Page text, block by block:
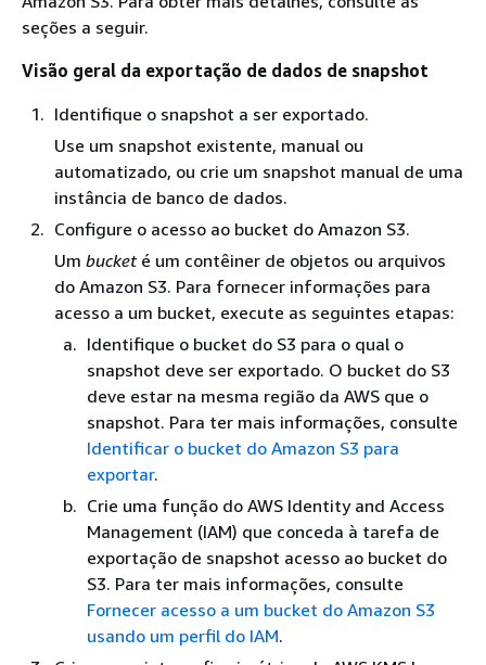
seções a seguir.
Visão geral da exportação de dados de snapshot
Identifique o snapshot a ser exportado.
Use um snapshot existente, manual ou
automatizado, ou crie um snapshot manual de uma
instância de banco de dados.
Configure o acesso ao bucket do Amazon S3.
Um bucketé um contêiner de objetos ou arquivos
do Amazon S3. Para fornecer informações para
acesso a um bucket, execute as seguintes etapas:
Identifique o bucket do S3 para o qual o
snapshot deve ser exportado. O bucket do S3
deve estar na mesma região da AWS que o
snapshot. Para ter mais informações, consulte
Identificar o bucket do Amazon S3 para
exportar.
Crie uma função do AWS Identity and Access
Management (IAM) que conceda à tarefa de
exportação de snapshot acesso ao bucket do
S3. Para ter mais informações, consulte
Fornecer acesso a um bucket do Amazon S3
usando um perfil do IAM.